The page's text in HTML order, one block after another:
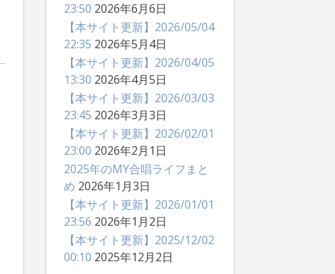
23:50 2026年6月6日
【本サイト更新】2026/05/04
22:35 2026年5月4日
【本サイト更新】2026/04/05
13:30 2026年4月5日
【本サイト更新】2026/03/03
23:45 2026年3月3日
【本サイト更新】2026/02/01
23:00 2026年2月1日
2025年のMY合唱ライフまと
め 2026年1月3日
【本サイト更新】2026/01/01
23:56 2026年1月2日
【本サイト更新】2025/12/02
00:10 2025年12月2日